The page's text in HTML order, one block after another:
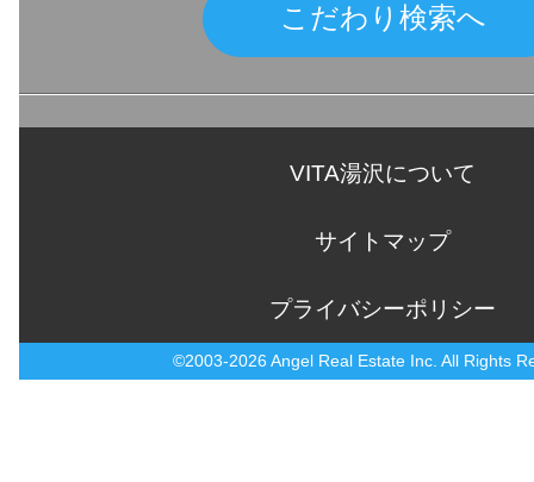
こだわり検索へ
VITA湯沢について
サイトマップ
プライバシーポリシー
©2003-2026 Angel Real Estate Inc. All Rights